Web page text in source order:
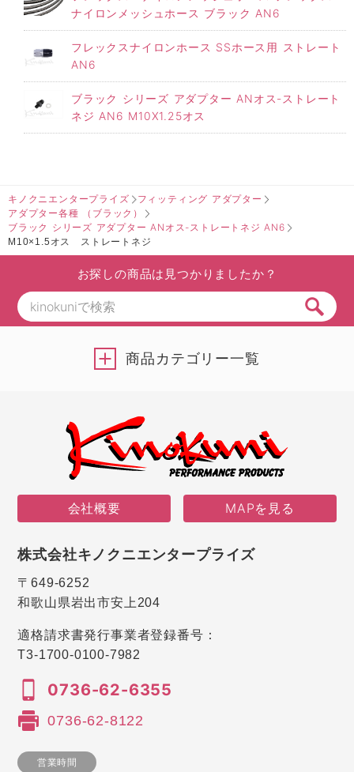
ナイロンメッシュホース ブラック AN6
フレックスナイロンホース SSホース用 ストレート
AN6
ブラック シリーズ アダプター ANオス-ストレート
ネジ AN6 M10X1.25オス
キノクニエンタープライズ
フィッティング アダプター
アダプター各種 （ブラック）
ブラック シリーズ アダプター ANオス-ストレートネジ AN6
M10×1.5オス ストレートネジ
お探しの商品は見つかりましたか？
商品カテゴリー一覧
会社概要 MAPを見る
株式会社キノクニエンタープライズ
〒649-6252
和歌山県岩出市安上204
適格請求書発行事業者登録番号：
T3-1700-0100-7982
0736-62-6355
0736-62-8122
営業時間